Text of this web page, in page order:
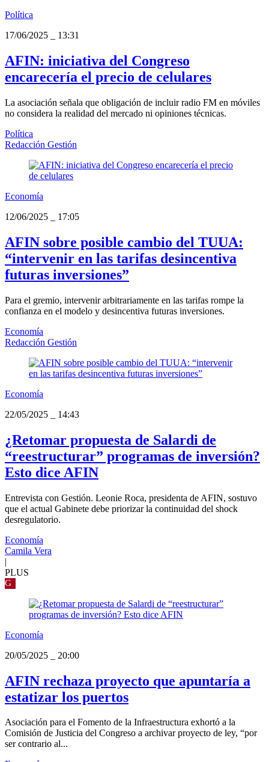
Política
17/06/2025
13:31
AFIN: iniciativa del Congreso
encarecería el precio de celulares
La asociación señala que obligación de incluir radio FM en móviles
no considera la realidad del mercado ni opiniones técnicas.
Política
Redacción Gestión
Economía
12/06/2025
17:05
AFIN sobre posible cambio del TUUA:
“intervenir en las tarifas desincentiva
futuras inversiones”
Para el gremio, intervenir arbitrariamente en las tarifas rompe la
confianza en el modelo y desincentiva futuras inversiones.
Economía
Redacción Gestión
Economía
22/05/2025
14:43
¿Retomar propuesta de Salardi de
“reestructurar” programas de inversión?
Esto dice AFIN
Entrevista con Gestión. Leonie Roca, presidenta de AFIN, sostuvo
que el actual Gabinete debe priorizar la continuidad del shock
desregulatorio.
Economía
Camila Vera
|
PLUS
G
Economía
20/05/2025
20:00
AFIN rechaza proyecto que apuntaría a
estatizar los puertos
Asociación para el Fomento de la Infraestructura exhortó a la
Comisión de Justicia del Congreso a archivar proyecto de ley, “por
ser contrario al...